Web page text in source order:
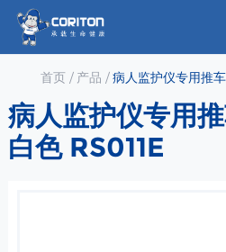
首页/ 产品 /病人监护仪专用推
病人监护仪专用
白色 RS011E